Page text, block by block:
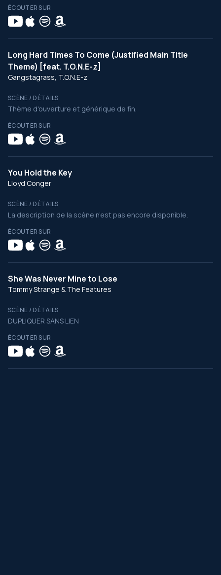
ÉCOUTER SUR
Long Hard Times To Come (Justified Main Title
Theme) [feat. T.O.N.E-z]
Gangstagrass, T.O.N.E-z
SCÈNE / DÉTAILS
Thème d'ouverture et générique de fin.
ÉCOUTER SUR
You Hold the Key
Lloyd Conger
SCÈNE / DÉTAILS
La description de la scène n’est pas encore disponible.
ÉCOUTER SUR
She Was Never Mine to Lose
Tommy Strange & The Features
SCÈNE / DÉTAILS
DUPLIQUER SANS LIEN
ÉCOUTER SUR